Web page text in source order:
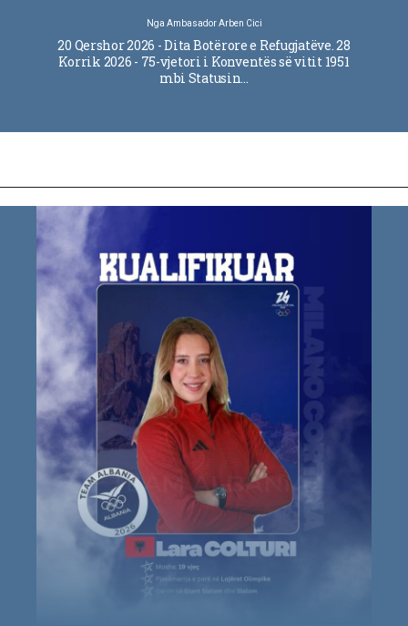
Nga Ambasador Arben Cici
20 Qershor 2026 - Dita Botërore e Refugjatëve. 28
Korrik 2026 - 75-vjetori i Konventës së vitit 1951
mbi Statusin…